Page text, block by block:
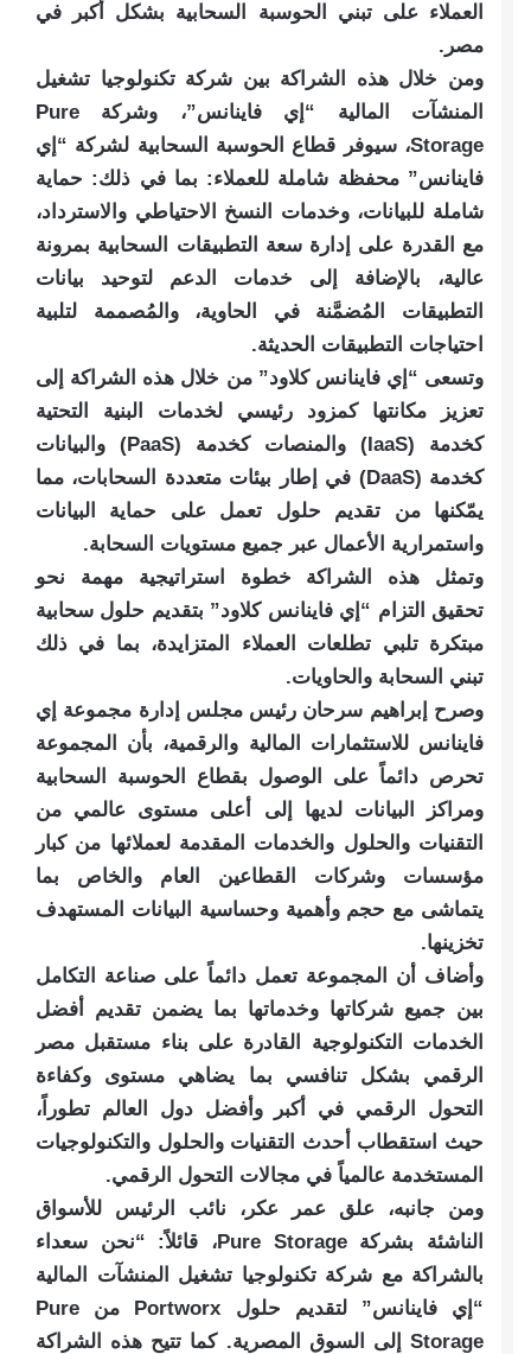
العملاء على تبني الحوسبة السحابية بشكل أكبر في
مصر.
ومن خلال هذه الشراكة بين شركة تكنولوجيا تشغيل
المنشآت المالية “إي فاينانس”، وشركة Pure
Storage، سيوفر قطاع الحوسبة السحابية لشركة “إي
فاينانس” محفظة شاملة للعملاء: بما في ذلك: حماية
شاملة للبيانات، وخدمات النسخ الاحتياطي والاسترداد،
مع القدرة على إدارة سعة التطبيقات السحابية بمرونة
عالية، بالإضافة إلى خدمات الدعم لتوحيد بيانات
التطبيقات المُضمَّنة في الحاوية، والمُصممة لتلبية
احتياجات التطبيقات الحديثة.
وتسعى “إي فاينانس كلاود” من خلال هذه الشراكة إلى
تعزيز مكانتها كمزود رئيسي لخدمات البنية التحتية
كخدمة (IaaS) والمنصات كخدمة (PaaS) والبيانات
كخدمة (DaaS) في إطار بيئات متعددة السحابات، مما
يمّكنها من تقديم حلول تعمل على حماية البيانات
واستمرارية الأعمال عبر جميع مستويات السحابة.
وتمثل هذه الشراكة خطوة استراتيجية مهمة نحو
تحقيق التزام “إي فاينانس كلاود” بتقديم حلول سحابية
مبتكرة تلبي تطلعات العملاء المتزايدة، بما في ذلك
تبني السحابة والحاويات.
وصرح إبراهيم سرحان رئيس مجلس إدارة مجموعة إي
فاينانس للاستثمارات المالية والرقمية، بأن المجموعة
تحرص دائماً على الوصول بقطاع الحوسبة السحابية
ومراكز البيانات لديها إلى أعلى مستوى عالمي من
التقنيات والحلول والخدمات المقدمة لعملائها من كبار
مؤسسات وشركات القطاعين العام والخاص بما
يتماشى مع حجم وأهمية وحساسية البيانات المستهدف
تخزينها.
وأضاف أن المجموعة تعمل دائماً على صناعة التكامل
بين جميع شركاتها وخدماتها بما يضمن تقديم أفضل
الخدمات التكنولوجية القادرة على بناء مستقبل مصر
الرقمي بشكل تنافسي بما يضاهي مستوى وكفاءة
التحول الرقمي في أكبر وأفضل دول العالم تطوراً،
حيث استقطاب أحدث التقنيات والحلول والتكنولوجيات
المستخدمة عالمياً في مجالات التحول الرقمي.
ومن جانبه، علق عمر عكر، نائب الرئيس للأسواق
الناشئة بشركة Pure Storage، قائلاً: “نحن سعداء
بالشراكة مع شركة تكنولوجيا تشغيل المنشآت المالية
“إي فاينانس” لتقديم حلول Portworx من Pure
Storage إلى السوق المصرية. كما تتيح هذه الشراكة